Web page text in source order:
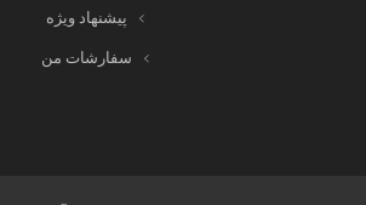
پیشنهاد ویژه
سفارشات من